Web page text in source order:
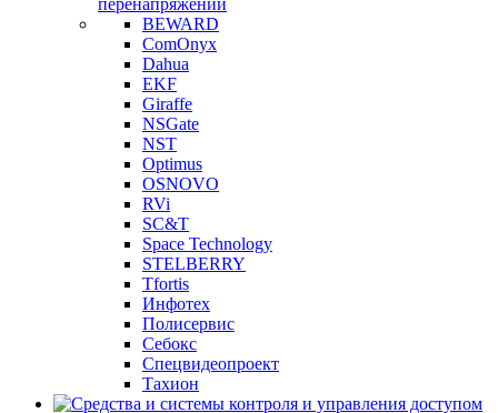
перенапряжений
BEWARD
ComOnyx
Dahua
EKF
Giraffe
NSGate
NST
Optimus
OSNOVO
RVi
SC&T
Space Technology
STELBERRY
Tfortis
Инфотех
Полисервис
Себокс
Спецвидеопроект
Тахион